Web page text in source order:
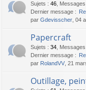
Sujets : 46 Messages
Dernier message :
par Gdevisscher , 04
Papercraft
Sujets : 34 Messages
Dernier message :
par RolandVV , 21
Outillage,